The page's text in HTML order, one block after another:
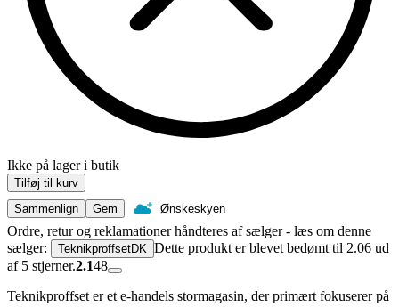
Ikke på lager i butik
Tilføj til kurv
Sammenlign
Gem Ønskeskyen
Ordre, retur og reklamationer håndteres af sælger - læs om denne
sælger:
TeknikproffsetDK Dette produkt er blevet bedømt til 2.06 ud
af 5 stjerner.2.148
Teknikproffset er et e-handels stormagasin, der primært fokuserer på